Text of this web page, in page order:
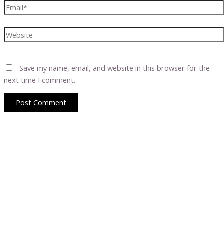
Email*
Website
Save my name, email, and website in this browser for the
next time I comment.